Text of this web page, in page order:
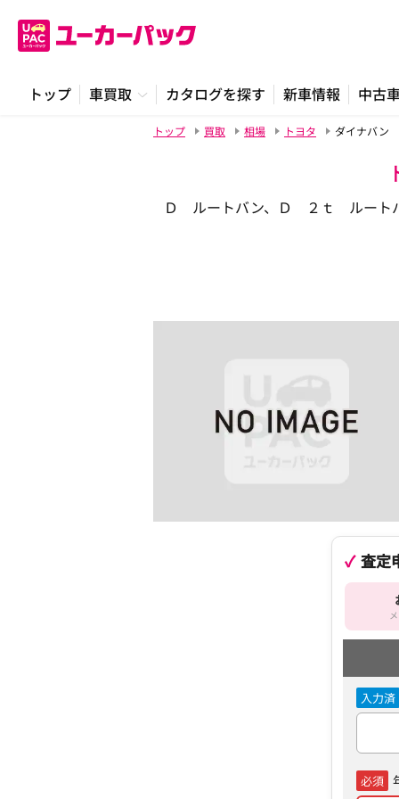
トップ 車買取 カタログを探す 新車情報 中古
トップ 買取 相場 トヨタ ダイナバン
Ｄ ルートバン、Ｄ ２ｔ ルートバ
査定
入力済
必須